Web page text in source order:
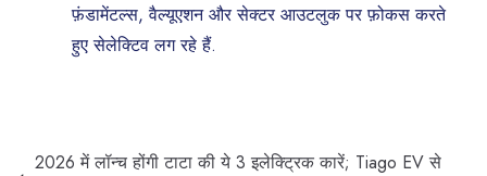
फ़ंडामेंटल्स, वैल्यूएशन और सेक्टर आउटलुक पर फ़ोकस करते
हुए सेलेक्टिव लग रहे हैं.
2026 में लॉन्च होंगी टाटा की ये 3 इलेक्ट्रिक कारें; Tiago EV से